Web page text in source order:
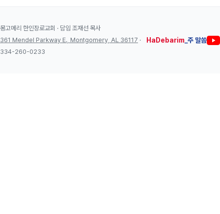
몽고메리 한인장로교회 · 담임 조재선 목사
361 Mendel Parkway E., Montgomery, AL 36117 ·
334-260-0233
HaDebarim _주 말씀